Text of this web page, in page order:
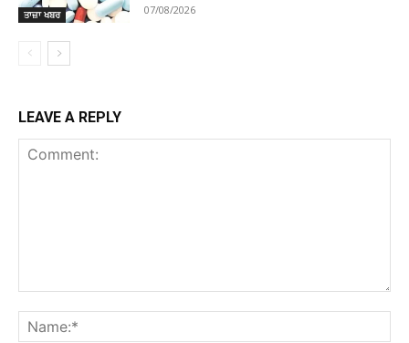
ਤਾਜ਼ਾ ਖਬਰ 07/08/2026
LEAVE A REPLY